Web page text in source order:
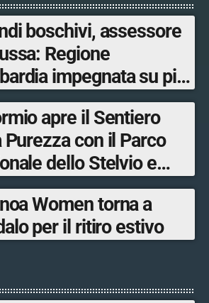
boschivi, assessore
Regione
impegnata su più
48 volontari coinvolti
province di Lecco,
Milano e Como
apre il Sentiero
Purezza con il Parco
dello Stelvio e
Tourism
Women torna a
per il ritiro estivo